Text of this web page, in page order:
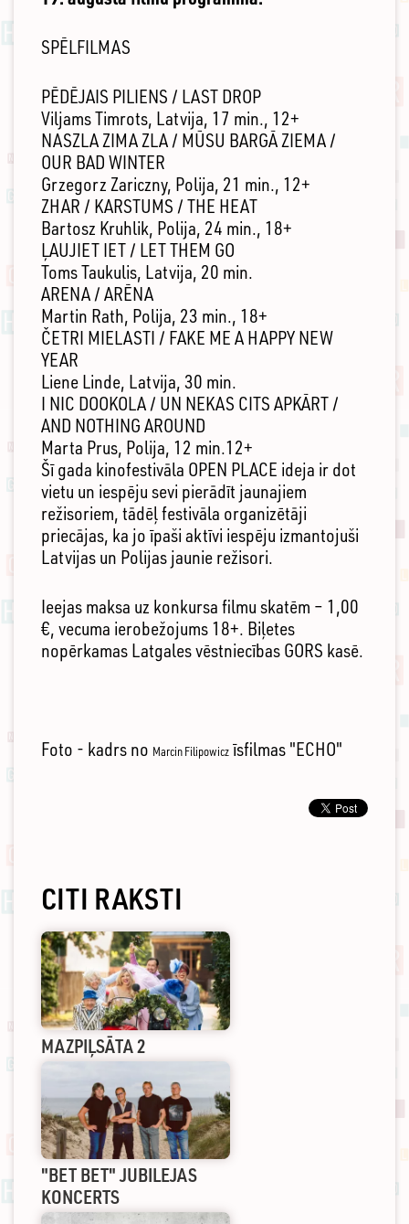
SPĒLFILMAS
PĒDĒJAIS PILIENS / LAST DROP
Viljams Timrots, Latvija, 17 min., 12+
NASZLA ZIMA ZLA / MŪSU BARGĀ ZIEMA /
OUR BAD WINTER
Grzegorz Zariczny, Polija, 21 min., 12+
ZHAR / KARSTUMS / THE HEAT
Bartosz Kruhlik, Polija, 24 min., 18+
ĻAUJIET IET / LET THEM GO
Toms Taukulis, Latvija, 20 min.
ARENA / ARĒNA
Martin Rath, Polija, 23 min., 18+
ČETRI MIELASTI / FAKE ME A HAPPY NEW
YEAR
Liene Linde, Latvija, 30 min.
I NIC DOOKOLA / UN NEKAS CITS APKĀRT /
AND NOTHING AROUND
Marta Prus, Polija, 12 min.12+
Šī gada kinofestivāla OPEN PLACE ideja ir dot
vietu un iespēju sevi pierādīt jaunajiem
režisoriem, tādēļ festivāla organizētāji
priecājas, ka jo īpaši aktīvi iespēju izmantojuši
Latvijas un Polijas jaunie režisori.
Ieejas maksa uz konkursa filmu skatēm – 1,00
€, vecuma ierobežojums 18+. Biļetes
nopērkamas Latgales vēstniecības GORS kasē.
Foto - kadrs no Marcin Filipowicz īsfilmas "ECHO"
CITI RAKSTI
MAZPIĻSĀTA 2
"BET BET" JUBILEJAS
KONCERTS